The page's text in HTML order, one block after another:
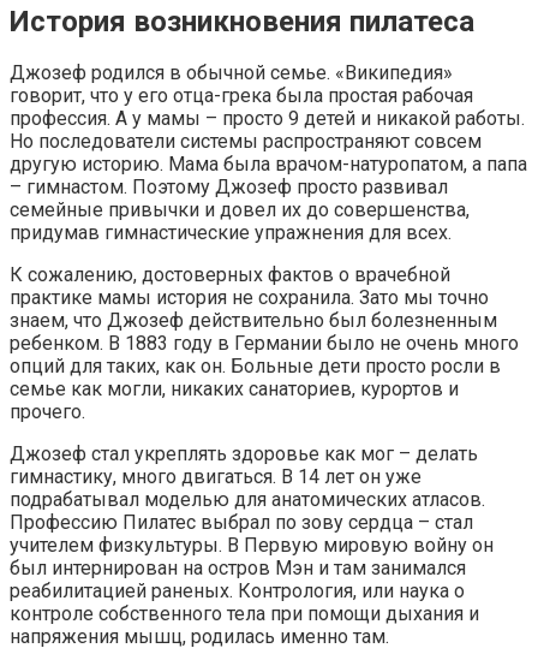
История возникновения пилатеса
Джозеф родился в обычной семье. «Википедия»
говорит, что у его отца-грека была простая рабочая
профессия. А у мамы – просто 9 детей и никакой работы.
Но последователи системы распространяют совсем
другую историю. Мама была врачом-натуропатом, а папа
– гимнастом. Поэтому Джозеф просто развивал
семейные привычки и довел их до совершенства,
придумав гимнастические упражнения для всех.
К сожалению, достоверных фактов о врачебной
практике мамы история не сохранила. Зато мы точно
знаем, что Джозеф действительно был болезненным
ребенком. В 1883 году в Германии было не очень много
опций для таких, как он. Больные дети просто росли в
семье как могли, никаких санаториев, курортов и
прочего.
Джозеф стал укреплять здоровье как мог – делать
гимнастику, много двигаться. В 14 лет он уже
подрабатывал моделью для анатомических атласов.
Профессию Пилатес выбрал по зову сердца – стал
учителем физкультуры. В Первую мировую войну он
был интернирован на остров Мэн и там занимался
реабилитацией раненых. Контрология, или наука о
контроле собственного тела при помощи дыхания и
напряжения мышц, родилась именно там.